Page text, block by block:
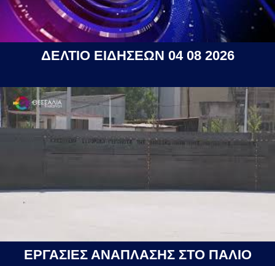
ΔΕΛΤΙΟ ΕΙΔΗΣΕΩΝ 04 08 2026
ΕΡΓΑΣΙΕΣ ΑΝΑΠΛΑΣΗΣ ΣΤΟ ΠΑΛΙΟ